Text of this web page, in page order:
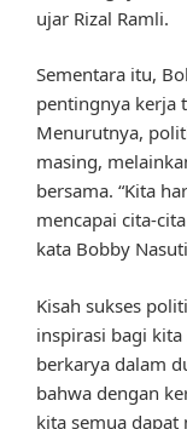
ujar Rizal Ramli.
Sementara itu,
pentingnya kerja
Menurutnya,
masing,
bersama. “Kita
mencapai cita-
kata Bobby
Kisah sukses
inspirasi bagi
berkarya dalam
bahwa dengan
kita semua dapat